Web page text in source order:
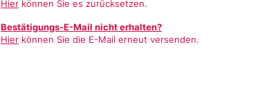
Hier können Sie es zurücksetzen.
Bestätigungs-E-Mail nicht erhalten?
Hier können Sie die E-Mail erneut versenden.